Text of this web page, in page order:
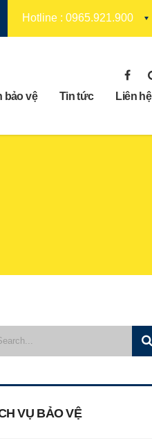
Hotline : 0965.921.900
bảo vệ Tin tức Liên hệ
VỤ BẢO VỆ